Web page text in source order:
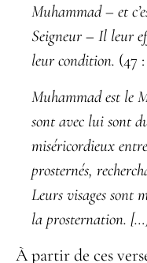
Muhammad – et
Seigneur – Il leur
leur condition. (47
Muhammad est le
sont avec lui sont
miséricordieux
prosternés,
Leurs visages sont
la prosternation.
À partir de ces